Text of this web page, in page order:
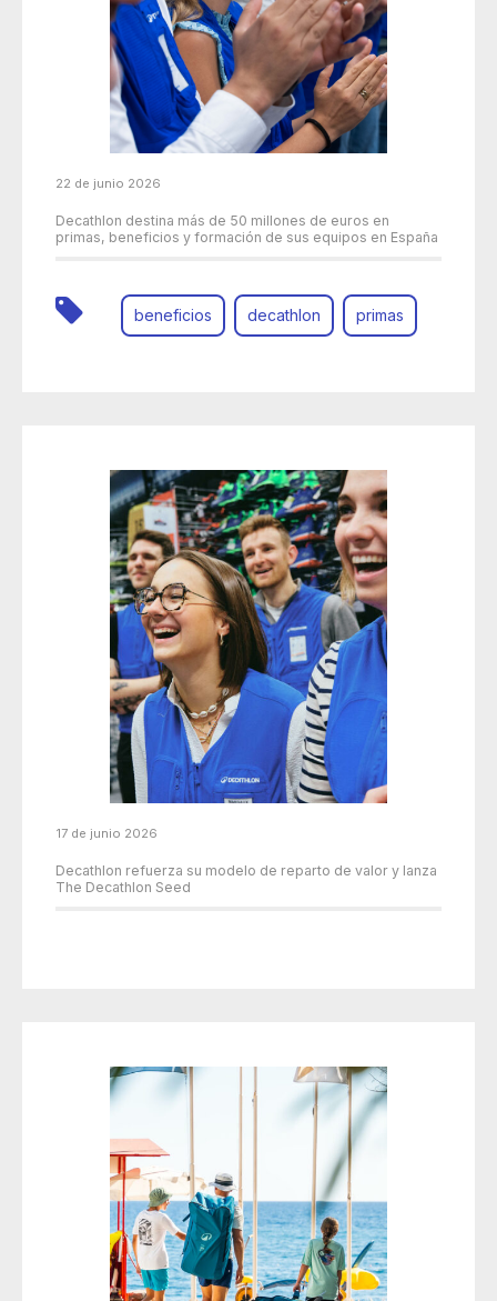
22 de junio 2026
Decathlon destina más de 50 millones de euros en
primas, beneficios y formación de sus equipos en España
beneficios decathlon primas
17 de junio 2026
Decathlon refuerza su modelo de reparto de valor y lanza
The Decathlon Seed